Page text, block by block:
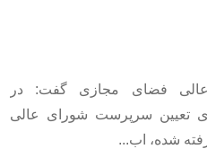
فضای مجازی گفت: در
تعیین سرپرست شورای عالی
شده، اب...